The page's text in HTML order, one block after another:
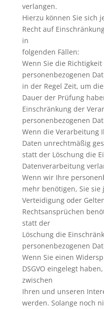
verlangen.
Hierzu können Sie sich
Recht auf
in
folgenden Fällen:
Wenn Sie die
personenbezogenen
in der Regel Zeit, um
Dauer der Prüfung
Einschränkung der
personenbezogenen
Wenn die Verarbeitung
Daten unrechtmäßig
statt der Löschung die
Datenverarbeitung
Wenn wir Ihre
mehr benötigen, Sie
Verteidigung oder
Rechtsansprüchen
statt der
Löschung die
personenbezogenen
Wenn Sie einen
DSGVO eingelegt
zwischen
Ihren und unseren
werden. Solange noch